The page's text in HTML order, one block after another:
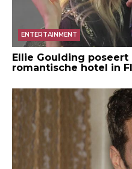
ENTERTAINMENT
Ellie Goulding
romantische hotel in